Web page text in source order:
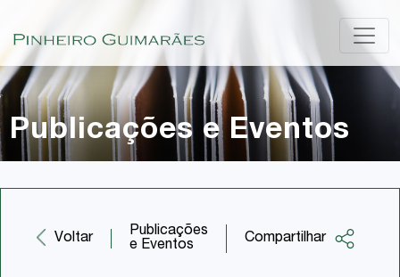
Publicações e Eventos
Voltar
Publicações
e Eventos
Compartilhar